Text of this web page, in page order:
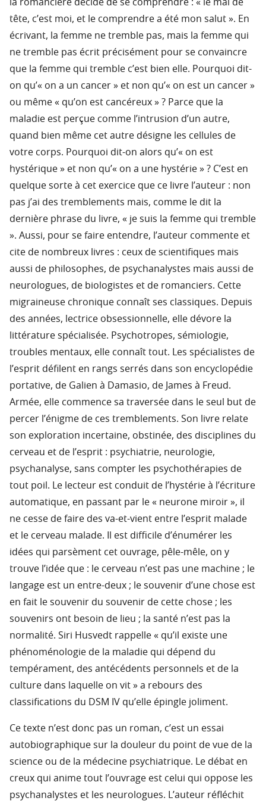
la romancière décide de se comprendre : « le mal de
tête, c’est moi, et le comprendre a été mon salut ». En
écrivant, la femme ne tremble pas, mais la femme qui
ne tremble pas écrit précisément pour se convaincre
que la femme qui tremble c’est bien elle. Pourquoi dit-
on qu’« on a un cancer » et non qu’« on est un cancer »
ou même « qu’on est cancéreux » ? Parce que la
maladie est perçue comme l’intrusion d’un autre,
quand bien même cet autre désigne les cellules de
votre corps. Pourquoi dit-on alors qu’« on est
hystérique » et non qu’« on a une hystérie » ? C’est en
quelque sorte à cet exercice que ce livre l’auteur : non
pas j’ai des tremblements mais, comme le dit la
dernière phrase du livre, « je suis la femme qui tremble
». Aussi, pour se faire entendre, l’auteur commente et
cite de nombreux livres : ceux de scientifiques mais
aussi de philosophes, de psychanalystes mais aussi de
neurologues, de biologistes et de romanciers. Cette
migraineuse chronique connaît ses classiques. Depuis
des années, lectrice obsessionnelle, elle dévore la
littérature spécialisée. Psychotropes, sémiologie,
troubles mentaux, elle connaît tout. Les spécialistes de
l’esprit défilent en rangs serrés dans son encyclopédie
portative, de Galien à Damasio, de James à Freud.
Armée, elle commence sa traversée dans le seul but de
percer l’énigme de ces tremblements. Son livre relate
son exploration incertaine, obstinée, des disciplines du
cerveau et de l’esprit : psychiatrie, neurologie,
psychanalyse, sans compter les psychothérapies de
tout poil. Le lecteur est conduit de l’hystérie à l’écriture
automatique, en passant par le « neurone miroir », il
ne cesse de faire des va-et-vient entre l’esprit malade
et le cerveau malade. Il est difficile d’énumérer les
idées qui parsèment cet ouvrage, pêle-mêle, on y
trouve l’idée que : le cerveau n’est pas une machine ; le
langage est un entre-deux ; le souvenir d’une chose est
en fait le souvenir du souvenir de cette chose ; les
souvenirs ont besoin de lieu ; la santé n’est pas la
normalité. Siri Husvedt rappelle « qu’il existe une
phénoménologie de la maladie qui dépend du
tempérament, des antécédents personnels et de la
culture dans laquelle on vit » a rebours des
classifications du DSM IV qu’elle épingle joliment.
Ce texte n’est donc pas un roman, c’est un essai
autobiographique sur la douleur du point de vue de la
science ou de la médecine psychiatrique. Le débat en
creux qui anime tout l’ouvrage est celui qui oppose les
psychanalystes et les neurologues. L’auteur réfléchit